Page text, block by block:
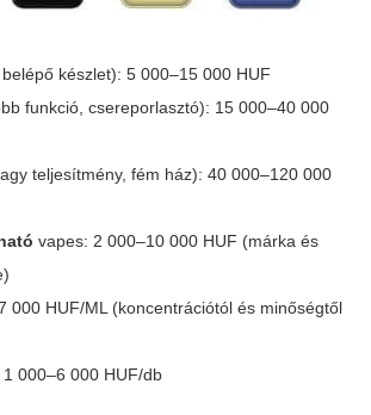
készlet): 5 000–15 000 HUF
funkció, csereporlasztó): 15 000–40 000
teljesítmény, fém ház): 40 000–120 000
vapes: 2 000–10 000 HUF (márka és
000 HUF/ML (koncentrációtól és minőségtől
000–6 000 HUF/db